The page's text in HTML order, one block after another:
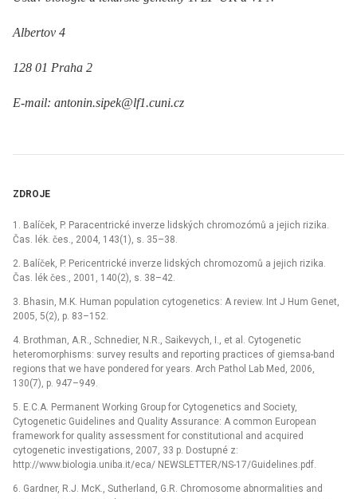
Albertov 4
128 01 Praha 2
E-mail: antonin.sipek@lf1.cuni.cz
ZDROJE
1. Balíček, P. Paracentrické inverze lidských chromozómů a jejich rizika.
Čas. lék. čes., 2004, 143(1), s. 35–38.
2. Balíček, P. Pericentrické inverze lidských chromozomů a jejich rizika.
Čas. lék čes., 2001, 140(2), s. 38–42.
3. Bhasin, M.K. Human population cytogenetics: A review. Int J Hum Genet,
2005, 5(2), p. 83–152.
4. Brothman, A.R., Schnedier, N.R., Saikevych, I., et al. Cytogenetic
heteromorphisms: survey results and reporting practices of giemsa-band
regions that we have pondered for years. Arch Pathol Lab Med, 2006,
130(7), p. 947–949.
5. E.C.A. Permanent Working Group for Cytogenetics and Society,
Cytogenetic Guidelines and Quality Assurance: A common European
framework for quality assessment for constitutional and acquired
cytogenetic investigations, 2007, 33 p. Dostupné z:
http://www.biologia.uniba.it/eca/ NEWSLETTER/NS-17/Guidelines.pdf.
6. Gardner, R.J. McK., Sutherland, G.R. Chromosome abnormalities and